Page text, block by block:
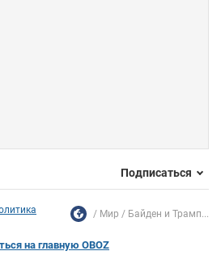
Подписаться
Мир Байден и Трамп...
на главную OBOZ